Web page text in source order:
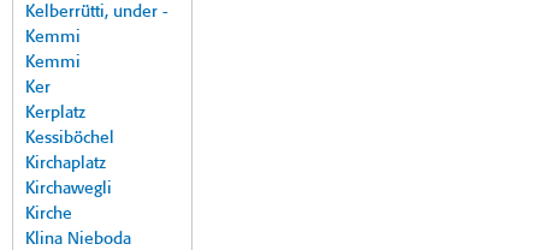
Kelberrütti, under -
Kemmi
Kemmi
Ker
Kerplatz
Kessiböchel
Kirchaplatz
Kirchawegli
Kirche
Klina Nieboda